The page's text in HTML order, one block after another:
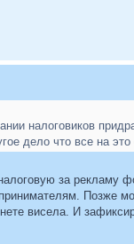
налоговиков
дело что все на
за рекламу
Позже
висела. И